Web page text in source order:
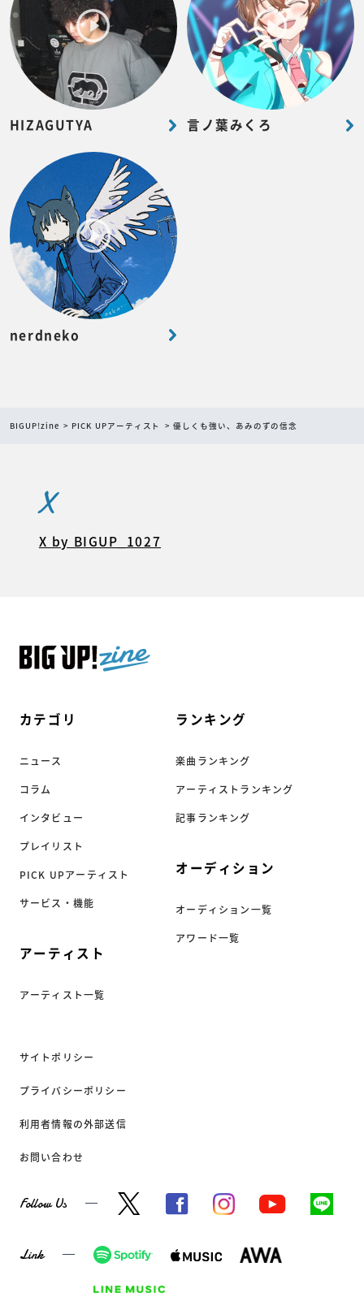
HIZAGUTYA 言ノ葉みくろ
nerdneko
BIGUP!zine PICK UPアーティスト 優しくも強い、あみのずの信念
カテゴリ
ニュース
コラム
インタビュー
プレイリスト
PICK UPアーティスト
サービス・機能
アーティスト
アーティスト一覧
ランキング
楽曲ランキング
アーティストランキング
記事ランキング
オーディション
オーディション一覧
アワード一覧
サイトポリシー
プライバシーポリシー
利用者情報の外部送信
お問い合わせ
Follow Us
Link
X
X by BIGUP_1027